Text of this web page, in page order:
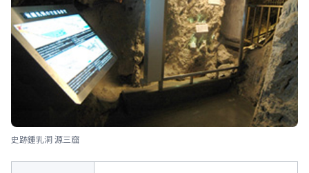
史跡鍾乳洞 源三窟